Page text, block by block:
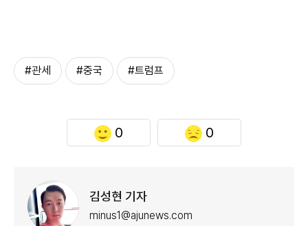
#관세 #중국 #트럼프
0 0
김성현 기자
minus1@ajunews.com